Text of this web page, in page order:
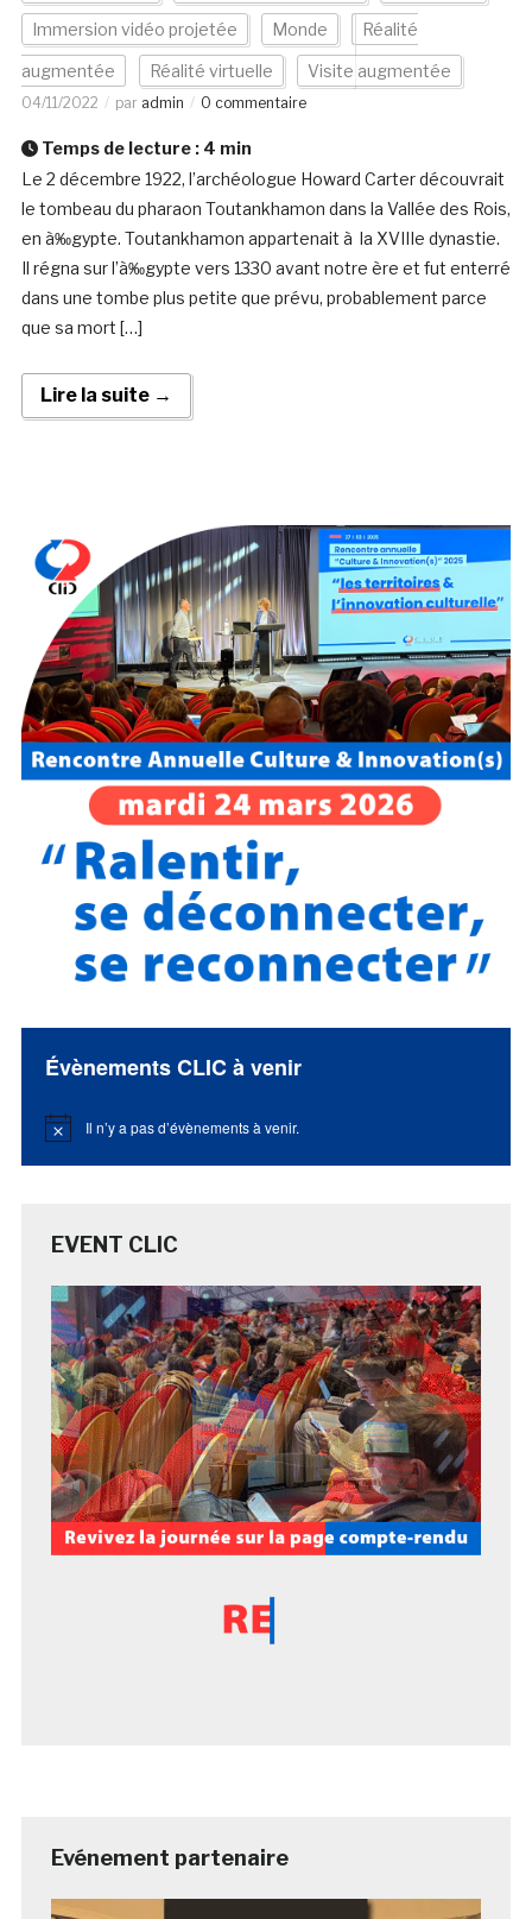
Immersion vidéo projetée Monde Réalité
augmentée Réalité virtuelle Visite augmentée
04/11/2022 par admin 0 commentaire
Temps de lecture : 4 min
Le 2 décembre 1922, l’archéologue Howard Carter découvrait
le tombeau du pharaon Toutankhamon dans la Vallée des Rois,
en à‰gypte. Toutankhamon appartenait à la XVIIIe dynastie.
Il régna sur l’à‰gypte vers 1330 avant notre ère et fut enterré
dans une tombe plus petite que prévu, probablement parce
que sa mort […]
Lire la suite →
Évènements CLIC à venir
Notice Il n’y a pas d’évènements à venir.
EVENT CLIC
Evénement partenaire